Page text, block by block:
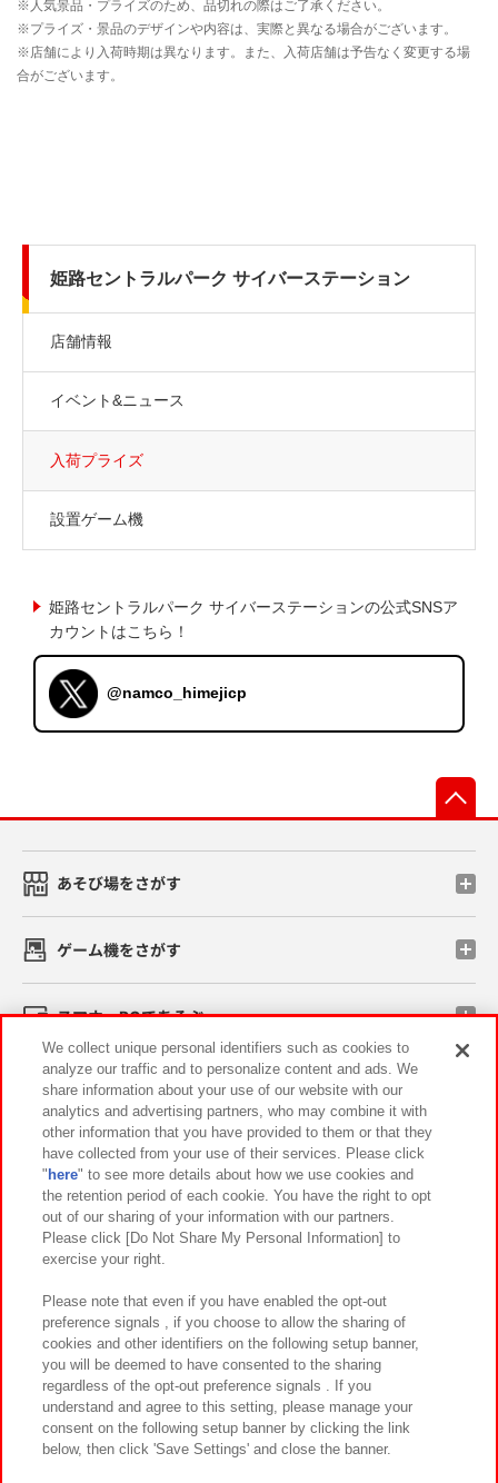
姫路セントラルパーク サイバーステーション
店舗情報
イベント&ニュース
入荷プライズ
設置ゲーム機
姫路セントラルパーク サイバーステーションの公式SNSア
カウントはこちら！
@namco_himejicp
あそび場をさがす
ゲーム機をさがす
スマホ・PCであそぶ
イベント・キャンペーン
関連会社 サステナビリティ サイトポリシー
プライバシーポリシー ウェブアクセシビリティ方針と検証結果
お取引先さまとともに
カスタマーハラスメント対応方針 よくあるご質問・お問い合わせ
©Bandai Namco Amusement Inc.
We collect unique personal identifiers such as cookies to
analyze our traffic and to personalize content and ads. We
share information about your use of our website with our
analytics and advertising partners, who may combine it with
other information that you have provided to them or that they
have collected from your use of their services. Please click
" here" to see more details about how we use cookies and
the retention period of each cookie. You have the right to opt
out of our sharing of your information with our partners.
Please click [Do Not Share My Personal Information] to
exercise your right.
Please note that even if you have enabled the opt-out
preference signals , if you choose to allow the sharing of
cookies and other identifiers on the following setup banner,
you will be deemed to have consented to the sharing
regardless of the opt-out preference signals . If you
understand and agree to this setting, please manage your
consent on the following setup banner by clicking the link
below, then click 'Save Settings' and close the banner.